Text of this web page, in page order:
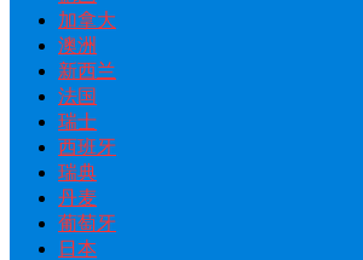
加拿大
澳洲
新西兰
法国
瑞士
西班牙
瑞典
丹麦
葡萄牙
日本